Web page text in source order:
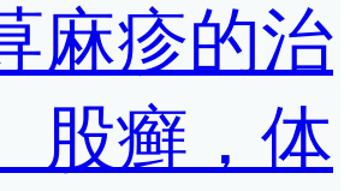
麻疹的治
股癣，体